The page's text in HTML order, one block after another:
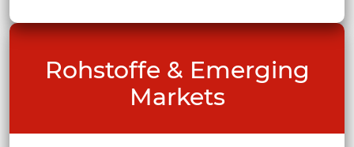
Rohstoffe & Emerging
Markets